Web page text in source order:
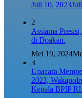
Juli 10, 2023
2
Assiama
di Doakan.
Mei 19, 2024
3
Upacara
2023,
Kepala BPIP RI.